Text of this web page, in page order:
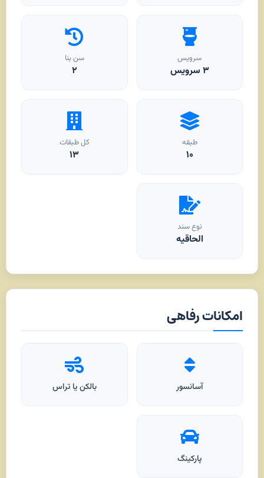
سرویس
۳ سرویس
سن بنا
۲
طبقه
۱۰
کل طبقات
۱۳
نوع سند
الحاقیه
امکانات رفاهی
آسانسور بالکن یا تراس
پارکینگ